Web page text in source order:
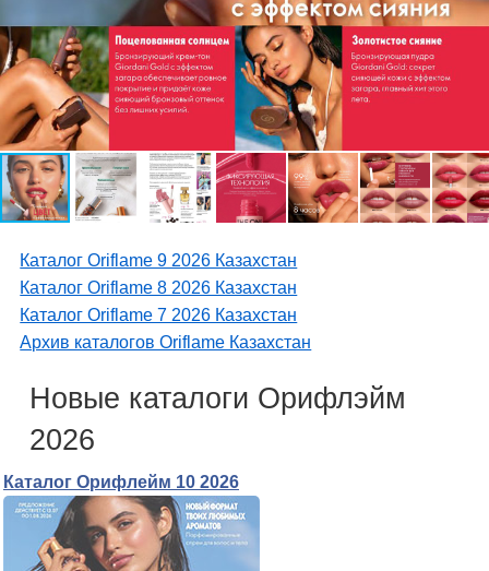
Каталог Oriflame 9 2026 Казахстан
Каталог Oriflame 8 2026 Казахстан
Каталог Oriflame 7 2026 Казахстан
Архив каталогов Oriflame Казахстан
Новые каталоги Орифлэйм
2026
Каталог Орифлейм 10 2026